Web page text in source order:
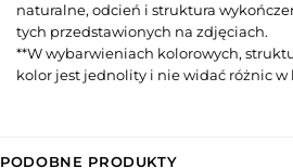
naturalne, odcień i struktura
tych przedstawionych na zdjęciach.
**W wybarwieniach kolorowych,
kolor jest jednolity i nie widać różnic w
PODOBNE PRODUKTY